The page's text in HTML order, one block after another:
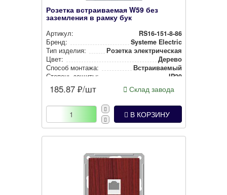
Розетка встраиваемая W59 без
заземления в рамку бук
Артикул:
RS16-151-8-86
Бренд:
Systeme Electric
Тип изделия:
Розетка элек­три­чес­кая
Цвет:
Дерево
Способ монтажа:
Встра­ива­емый
Степень защиты:
IP20
185.87 ₽/шт Склад завода
В КОРЗИНУ